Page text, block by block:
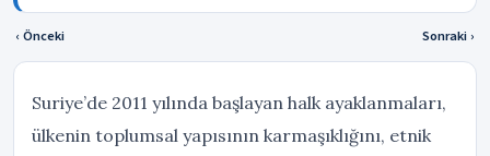
‹ Önceki Sonraki ›
Suriye’de 2011 yılında başlayan halk ayaklanmaları,
ülkenin toplumsal yapısının karmaşıklığını, etnik